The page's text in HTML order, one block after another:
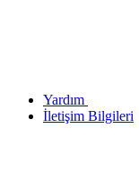
Yardım
İletişim Bilgileri